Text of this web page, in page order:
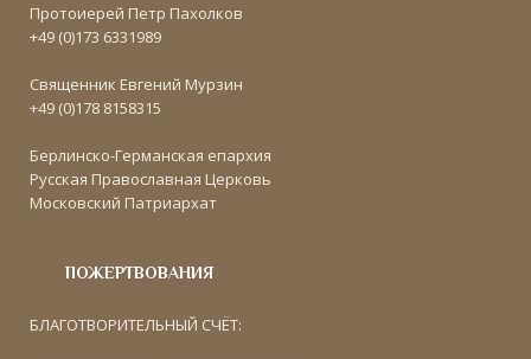
Протоиерей Петр Пахолков
+49 (0)173 6331989
Священник Евгений Мурзин
+49 (0)178 8158315
Берлинско-Германская епархия
Русская Православная Церковь
Московский Патриархат
ПОЖЕРТВОВАНИЯ
БЛАГОТВОРИТЕЛЬНЫЙ СЧЁТ: